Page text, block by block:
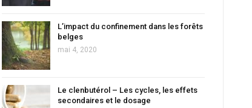
L’impact du confinement dans les forêts
belges
mai 4, 2020
Le clenbutérol – Les cycles, les effets
secondaires et le dosage